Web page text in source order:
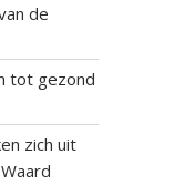
de
tot gezond
zich uit